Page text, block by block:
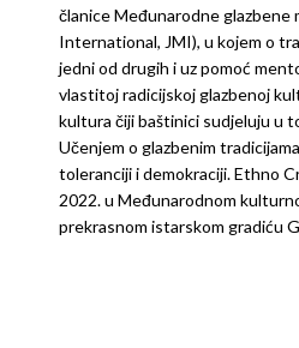
članice Međunarodne glazbene
International, JMI), u kojem o
jedni od drugih i uz pomoć
vlastitoj radicijskoj glazbenoj
kultura čiji baštinici sudjeluju u
Učenjem o glazbenim
toleranciji i demokraciji. Ethno
2022. u Međunarodnom
prekrasnom istarskom gradiću